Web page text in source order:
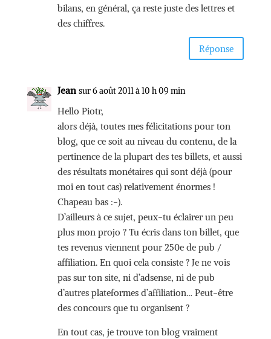
bilans, en général, ça reste juste des lettres et
des chiffres.
Réponse
Jean sur 6 août 2011 à 10 h 09 min
Hello Piotr,
alors déjà, toutes mes félicitations pour ton
blog, que ce soit au niveau du contenu, de la
pertinence de la plupart des tes billets, et aussi
des résultats monétaires qui sont déjà (pour
moi en tout cas) relativement énormes !
Chapeau bas :-).
D’ailleurs à ce sujet, peux-tu éclairer un peu
plus mon projo ? Tu écris dans ton billet, que
tes revenus viennent pour 250e de pub /
affiliation. En quoi cela consiste ? Je ne vois
pas sur ton site, ni d’adsense, ni de pub
d’autres plateformes d’affiliation… Peut-être
des concours que tu organisent ?
En tout cas, je trouve ton blog vraiment